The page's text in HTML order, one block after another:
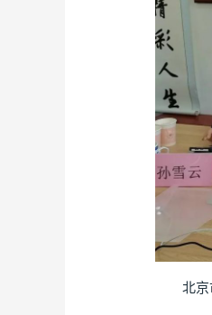
北京市